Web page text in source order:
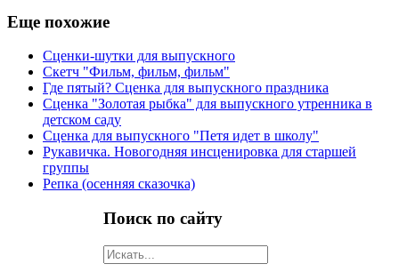
Еще похожие
Сценки-шутки для выпускного
Скетч "Фильм, фильм, фильм"
Где пятый? Сценка для выпускного праздника
Сценка "Золотая рыбка" для выпускного утренника в
детском саду
Сценка для выпускного "Петя идет в школу"
Рукавичка. Новогодняя инсценировка для старшей
группы
Репка (осенняя сказочка)
Поиск по сайту